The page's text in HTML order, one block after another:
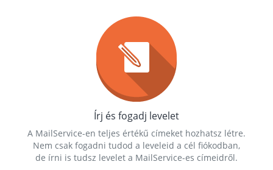
Írj és fogadj levelet
A MailService-en teljes értékű címeket hozhatsz létre.
Nem csak fogadni tudod a leveleid a cél fiókodban,
de írni is tudsz levelet a MailService-es címeidről.